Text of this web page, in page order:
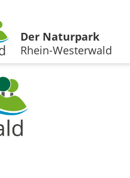
Der Naturpark
Rhein-Westerwald